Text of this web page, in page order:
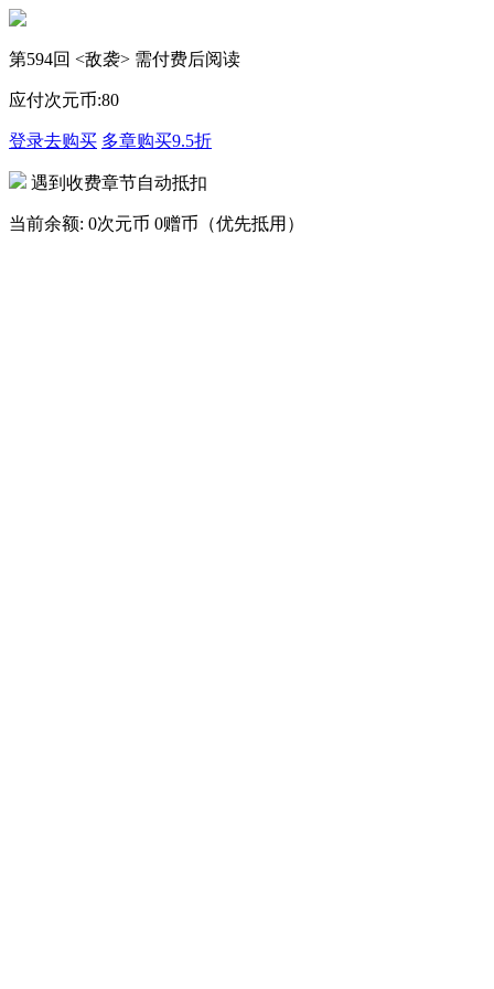
第594回 <敌袭> 需付费后阅读
应付次元币:80
登录去购买 多章购买9.5折
遇到收费章节自动抵扣
当前余额: 0次元币 0赠币（优先抵用）